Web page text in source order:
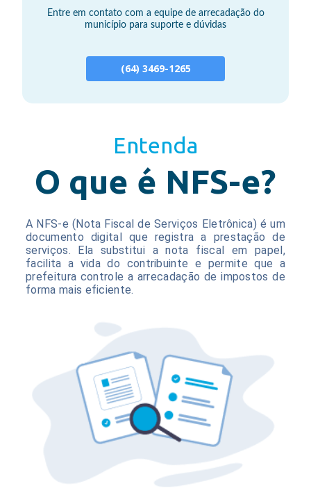
Entre em contato com a equipe de arrecadação do
município para suporte e dúvidas
(64) 3469-1265
Entenda
O que é NFS-e?
A NFS-e (Nota Fiscal de Serviços Eletrônica) é um
documento digital que registra a prestação de
serviços. Ela substitui a nota fiscal em papel,
facilita a vida do contribuinte e permite que a
prefeitura controle a arrecadação de impostos de
forma mais eficiente.